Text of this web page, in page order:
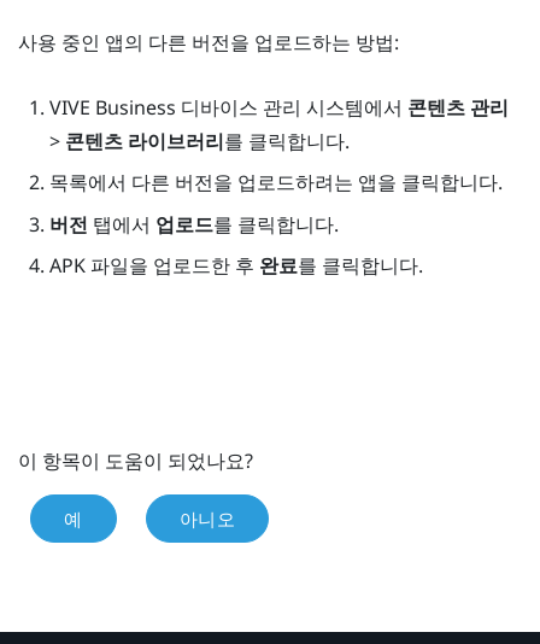
사용 중인 앱의 다른 버전을 업로드하는 방법:
VIVE Business 디바이스 관리 시스템에서 콘텐츠 관리
> 콘텐츠 라이브러리를 클릭합니다.
목록에서 다른 버전을 업로드하려는 앱을 클릭합니다.
버전 탭에서 업로드를 클릭합니다.
APK 파일을 업로드한 후 완료를 클릭합니다.
이 항목이 도움이 되었나요?
예 아니오